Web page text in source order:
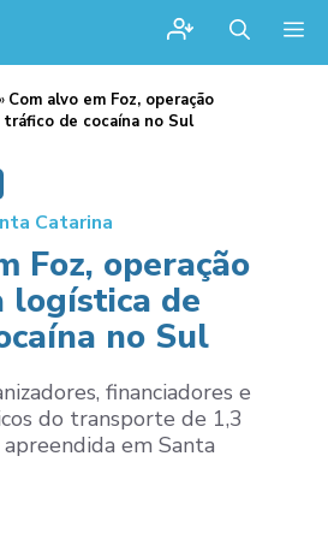
» Com alvo em Foz, operação
de cocaína no Sul
Catarina
Foz, operação
logística de
no Sul
financiadores e
do transporte de 1,3
em Santa